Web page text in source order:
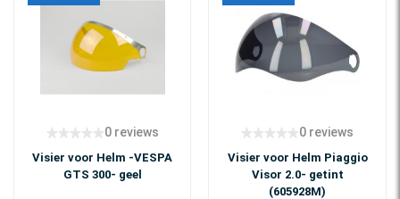
0 reviews
Visier voor Helm -VESPA
GTS 300- geel
0 reviews
Visier voor Helm Piaggio
Visor 2.0- getint
(605928M)